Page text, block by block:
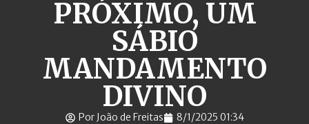
PRÓXIMO, UM
SÁBIO
MANDAMENTO
DIVINO
Por João de Freitas 8/1/2025 01:34